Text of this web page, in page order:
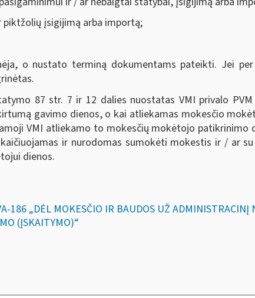
piktžolių įsigijimą arba importą;
o nustato terminą dokumentams pateikti. Jei
87 str. 7 ir 12 dalies nuostatas VMI privalo
gavimo dienos, o kai atliekamas mokesčio
VMI atliekamo to mokesčių mokėtojo patikrinimo
ir nurodomas sumokėti mokestis ir / ar
dienos.
186 „DĖL MOKESČIO IR BAUDOS UŽ ADMINISTRACINĮ
(ĮSKAITYMO)“